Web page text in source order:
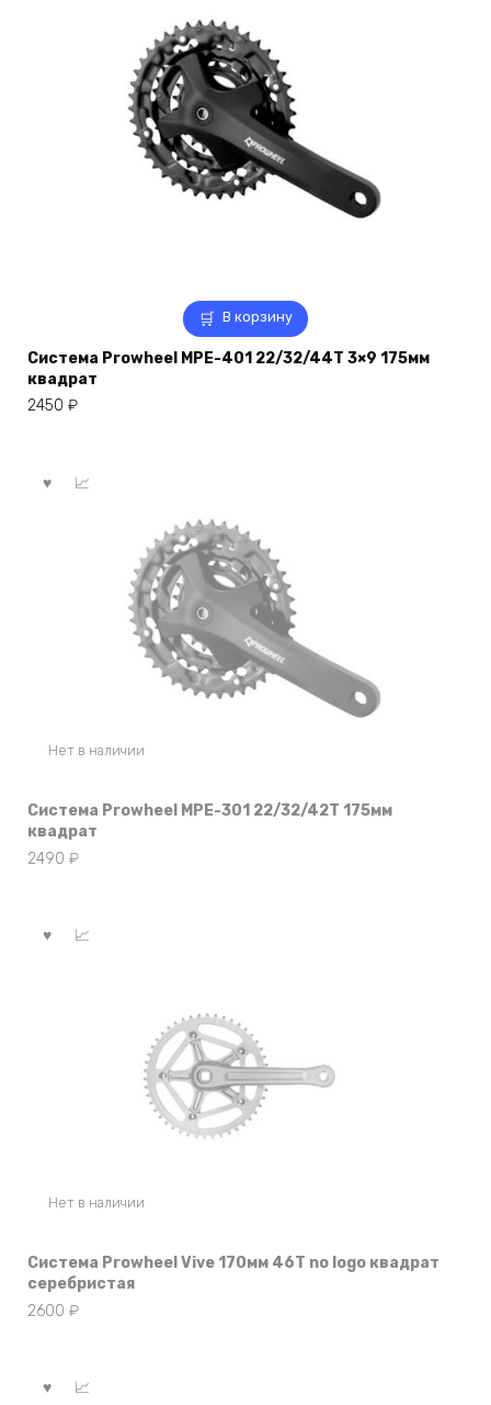
В корзину
Система Prowheel MPE-401 22/32/44T 3×9 175мм
квадрат
2450 ₽
Нет в наличии
Система Prowheel MPE-301 22/32/42T 175мм
квадрат
2490 ₽
Нет в наличии
Система Prowheel Vive 170мм 46Т no logo квадрат
серебристая
2600 ₽